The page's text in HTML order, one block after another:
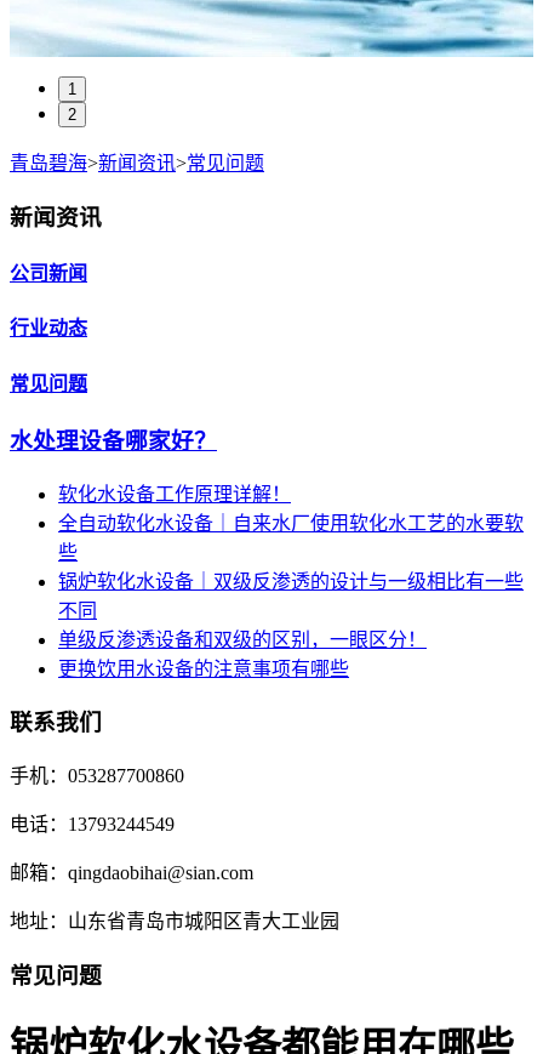
1
2
青岛碧海>新闻资讯>常见问题
新闻资讯
公司新闻
行业动态
常见问题
水处理设备哪家好？
软化水设备工作原理详解！
全自动软化水设备｜自来水厂使用软化水工艺的水要软
些
锅炉软化水设备｜双级反渗透的设计与一级相比有一些
不同
单级反渗透设备和双级的区别，一眼区分！
更换饮用水设备的注意事项有哪些
联系我们
手机：053287700860
电话：13793244549
邮箱：qingdaobihai@sian.com
地址：山东省青岛市城阳区青大工业园
常见问题